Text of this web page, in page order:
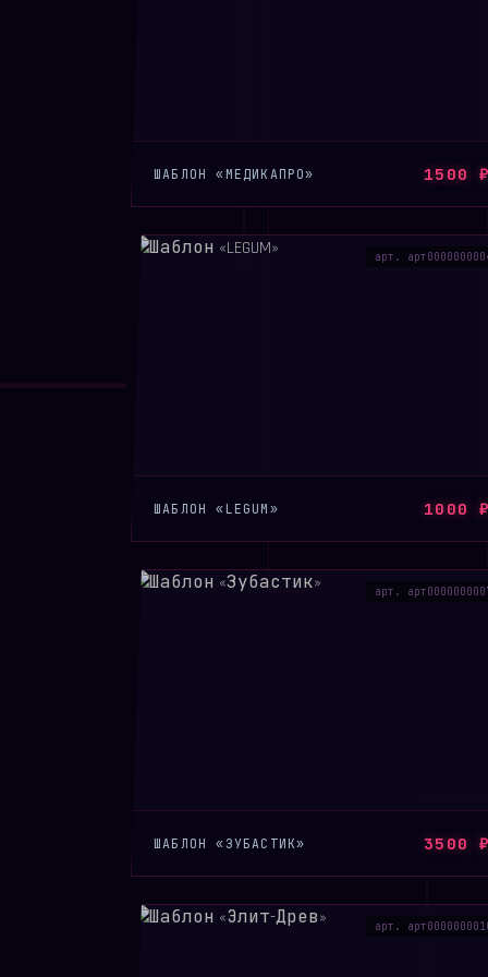
ШАБЛОН «МЕДИКАПРО» 1500 ₽
ШАБЛОН «LEGUM» 1000 ₽
арт.
ШАБЛОН «ЗУБАСТИК» 3500 ₽
арт.
арт.